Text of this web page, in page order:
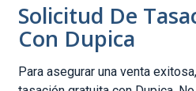
Solicitud De
Con Dupica
Para asegurar una venta